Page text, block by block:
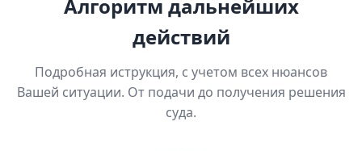
Алгоритм дальнейших
действий
Подробная иструкция, с учетом всех нюансов
Вашей ситуации. От подачи до получения решения
суда.